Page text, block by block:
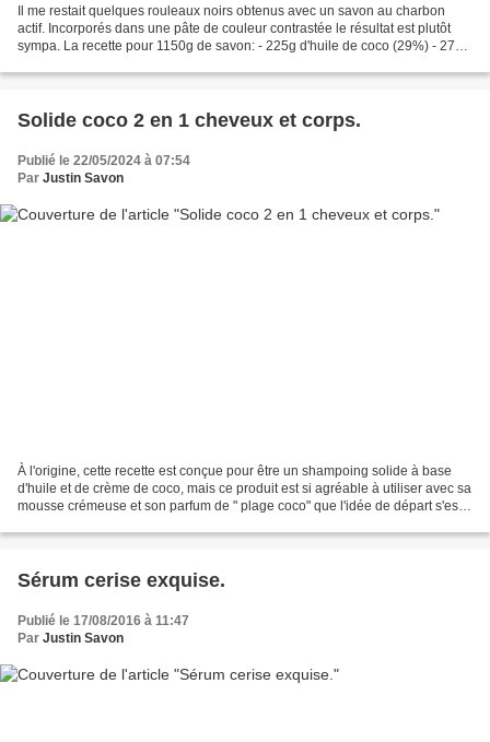
Il me restait quelques rouleaux noirs obtenus avec un savon au charbon
actif. Incorporés dans une pâte de couleur contrastée le résultat est plutôt
sympa. La recette pour 1150g de savon: - 225g d'huile de coco (29%) - 271g
Solide coco 2 en 1 cheveux et corps.
Publié le 22/05/2024 à 07:54
Par Justin Savon
À l'origine, cette recette est conçue pour être un shampoing solide à base
d'huile et de crème de coco, mais ce produit est si agréable à utiliser avec sa
mousse crémeuse et son parfum de " plage coco" que l'idée de départ s'est
Sérum cerise exquise.
Publié le 17/08/2016 à 11:47
Par Justin Savon